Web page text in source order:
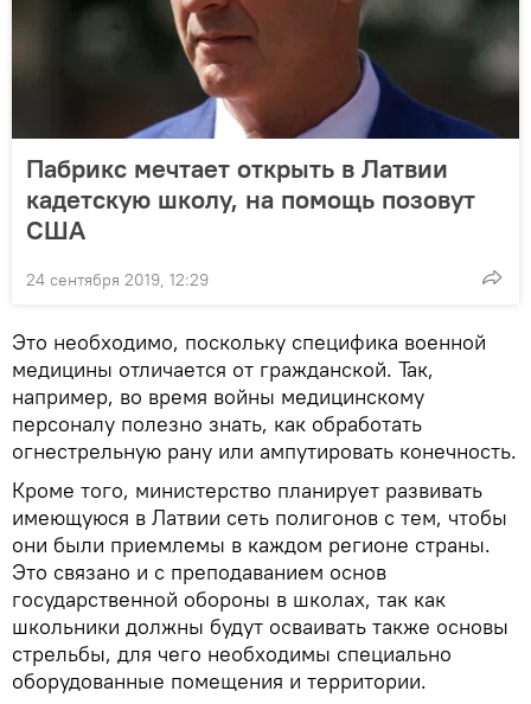
Пабрикс мечтает открыть в Латвии
кадетскую школу, на помощь позовут
США
24 сентября 2019, 12:29
Это необходимо, поскольку специфика военной
медицины отличается от гражданской. Так,
например, во время войны медицинскому
персоналу полезно знать, как обработать
огнестрельную рану или ампутировать конечность.
Кроме того, министерство планирует развивать
имеющуюся в Латвии сеть полигонов с тем, чтобы
они были приемлемы в каждом регионе страны.
Это связано и с преподаванием основ
государственной обороны в школах, так как
школьники должны будут осваивать также основы
стрельбы, для чего необходимы специально
оборудованные помещения и территории.